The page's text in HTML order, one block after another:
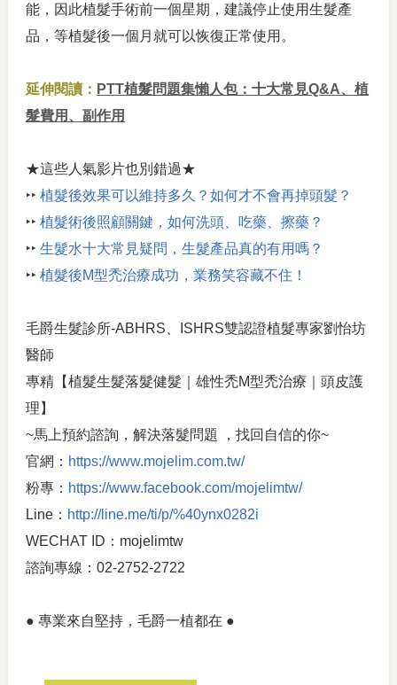
能，因此植髮手術前一個星期，建議停止使用生髮產
品，等植髮後一個月就可以恢復正常使用。
延伸閱讀： PTT植髮問題集懶人包：十大常見Q&A、植
髮費用、副作用
★這些人氣影片也別錯過★
‣‣ 植髮後效果可以維持多久？如何才不會再掉頭髮？
‣‣ 植髮術後照顧關鍵，如何洗頭、吃藥、擦藥？
‣‣ 生髮水十大常見疑問，生髮產品真的有用嗎？
‣‣ 植髮後M型禿治療成功，業務笑容藏不住！
毛爵生髮診所-ABHRS、ISHRS雙認證植髮專家劉怡坊
醫師
專精【植髮生髮落髮健髮｜雄性禿M型禿治療｜頭皮護
理】
~馬上預約諮詢，解決落髮問題 ，找回自信的你~
官網： https://www.mojelim.com.tw/
粉專： https://www.facebook.com/mojelimtw/
Line： http://line.me/ti/p/%40ynx0282i
WECHAT ID：mojelimtw
諮詢專線：02-2752-2722
● 專業來自堅持，毛爵一植都在 ●